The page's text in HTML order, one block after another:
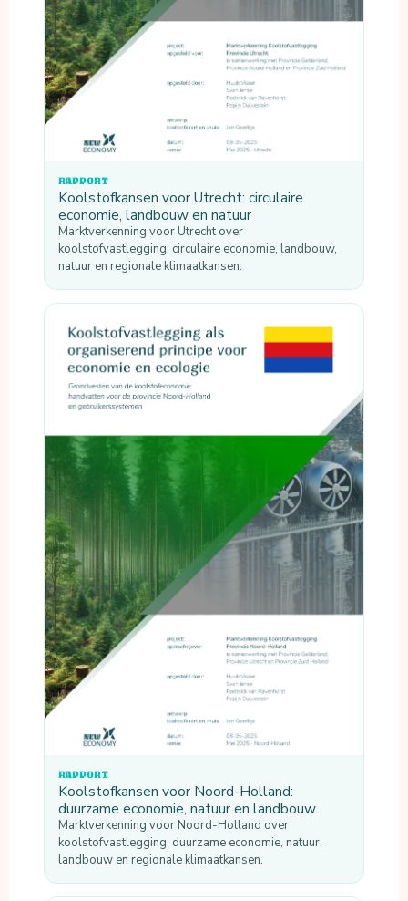
RAPPORT
Koolstofkansen voor Utrecht: circulaire
economie, landbouw en natuur
Marktverkenning voor Utrecht over
koolstofvastlegging, circulaire economie, landbouw,
natuur en regionale klimaatkansen.
RAPPORT
Koolstofkansen voor Noord-Holland:
duurzame economie, natuur en landbouw
Marktverkenning voor Noord-Holland over
koolstofvastlegging, duurzame economie, natuur,
landbouw en regionale klimaatkansen.